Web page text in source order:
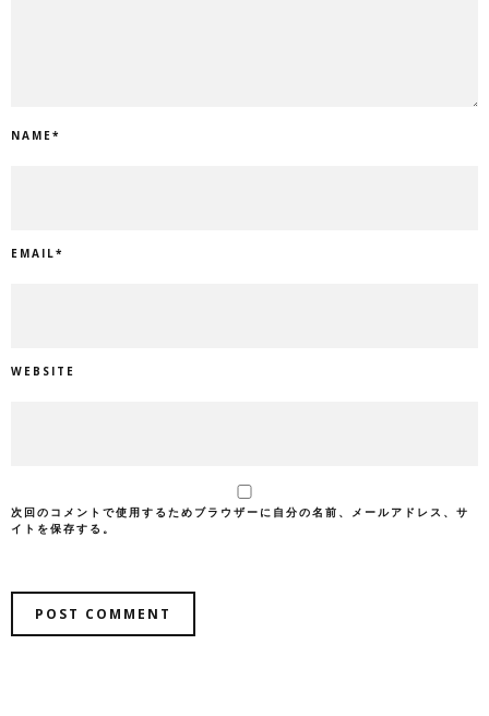
NAME*
EMAIL*
WEBSITE
次回のコメントで使用するためブラウザーに自分の名前、メールアドレス、サ
イトを保存する。